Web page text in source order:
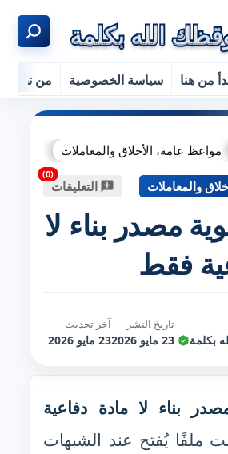
من هنا سياسة الخصوصية من نحن
مواعظ عامة، الأخلاق والمعاملات
والمعاملات التعليقات
مصدر بناء لا
فقط
بكلمة
تاريخ النشر
23 مايو 2026
آخر تحديث
23 مايو 2026
بناء لا مادة دفاعية
ملفًا يُفتح عند الشبهات